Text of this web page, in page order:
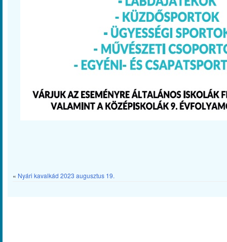
« Nyári kavalkád 2023 augusztus 19.